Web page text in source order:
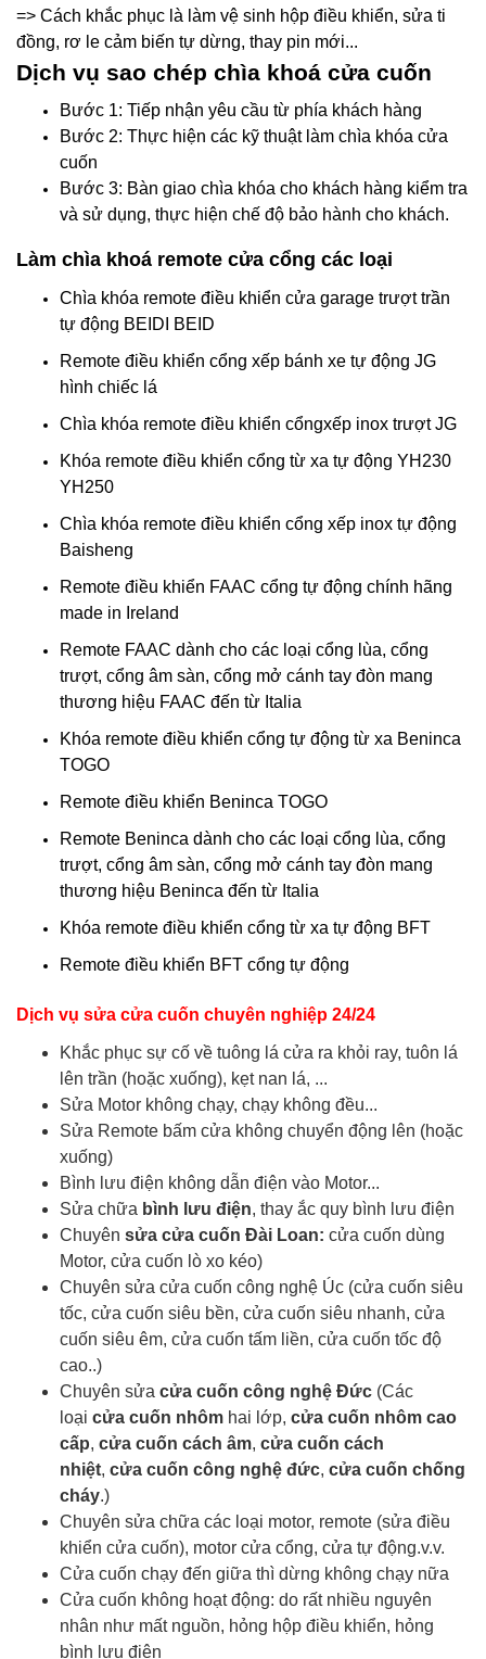
=> Cách khắc phục là làm vệ sinh hộp điều khiển, sửa ti
đồng, rơ le cảm biến tự dừng, thay pin mới...
Dịch vụ sao chép chìa khoá cửa cuốn
Bước 1: Tiếp nhận yêu cầu từ phía khách hàng
Bước 2: Thực hiện các kỹ thuật làm chìa khóa cửa
cuốn
Bước 3: Bàn giao chìa khóa cho khách hàng kiểm tra
và sử dụng, thực hiện chế độ bảo hành cho khách.
Làm chìa khoá remote cửa cổng các loại
Chìa khóa remote điều khiển cửa garage trượt trần
tự động BEIDI BEID
Remote điều khiển cổng xếp bánh xe tự động JG
hình chiếc lá
Chìa khóa remote điều khiển cổngxếp inox trượt JG
Khóa remote điều khiển cổng từ xa tự động YH230
YH250
Chìa khóa remote điều khiển cổng xếp inox tự động
Baisheng
Remote điều khiển FAAC cổng tự động chính hãng
made in Ireland
Remote FAAC dành cho các loại cổng lùa, cổng
trượt, cổng âm sàn, cổng mở cánh tay đòn mang
thương hiệu FAAC đến từ Italia
Khóa remote điều khiển cổng tự động từ xa Beninca
TOGO
Remote điều khiển Beninca TOGO
Remote Beninca dành cho các loại cổng lùa, cổng
trượt, cổng âm sàn, cổng mở cánh tay đòn mang
thương hiệu Beninca đến từ Italia
Khóa remote điều khiển cổng từ xa tự động BFT
Remote điều khiển BFT cổng tự động
Dịch vụ sửa cửa cuốn chuyên nghiệp 24/24
Khắc phục sự cố về tuông lá cửa ra khỏi ray, tuôn lá
lên trần (hoặc xuống), kẹt nan lá, ...
Sửa Motor không chạy, chạy không đều...
Sửa Remote bấm cửa không chuyển động lên (hoặc
xuống)
Bình lưu điện không dẫn điện vào Motor...
Sửa chữa bình lưu điện, thay ắc quy bình lưu điện
Chuyên sửa cửa cuốn Đài Loan: cửa cuốn dùng
Motor, cửa cuốn lò xo kéo)
Chuyên sửa cửa cuốn công nghệ Úc (cửa cuốn siêu
tốc, cửa cuốn siêu bền, cửa cuốn siêu nhanh, cửa
cuốn siêu êm, cửa cuốn tấm liền, cửa cuốn tốc độ
cao..)
Chuyên sửa cửa cuốn công nghệ Đức (Các
loại cửa cuốn nhôm hai lớp, cửa cuốn nhôm cao
cấp, cửa cuốn cách âm, cửa cuốn cách
nhiệt, cửa cuốn công nghệ đức, cửa cuốn chống
cháy.)
Chuyên sửa chữa các loại motor, remote (sửa điều
khiển cửa cuốn), motor cửa cổng, cửa tự động.v.v.
Cửa cuốn chạy đến giữa thì dừng không chạy nữa
Cửa cuốn không hoạt động: do rất nhiều nguyên
nhân như mất nguồn, hỏng hộp điều khiển, hỏng
bình lưu điện